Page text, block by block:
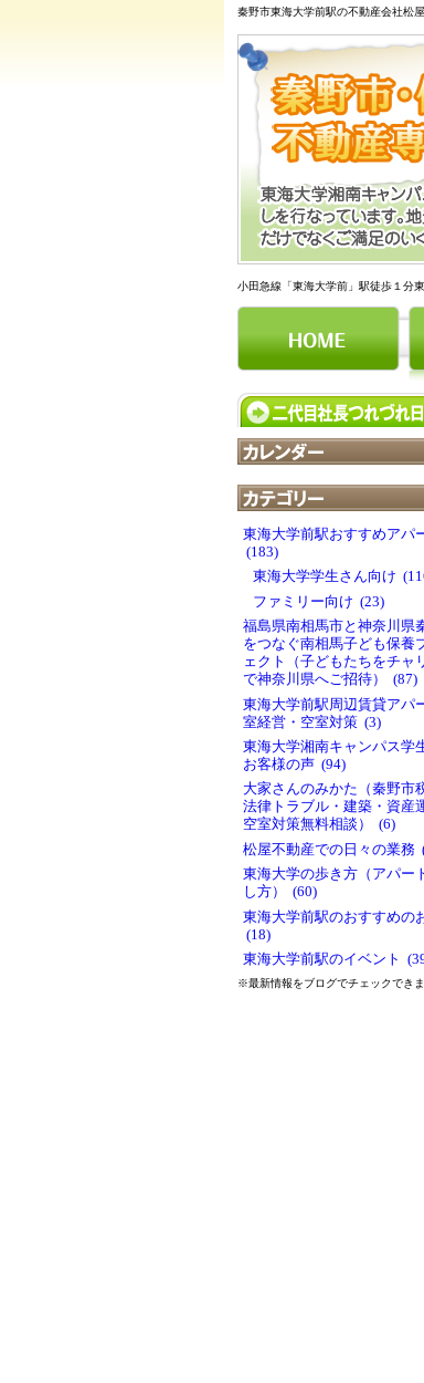
秦野市東海大学前駅の不動産会社松
小田急線「東海大学前」駅徒歩１分
東海大学前駅おすすめアパ
(183)
東海大学学生さん向け
ファミリー向け (23)
福島県南相馬市と神奈川県
をつなぐ南相馬子ども保養
ェクト（子どもたちをチャ
で神奈川県へご招待） (87)
東海大学前駅周辺賃貸アパ
室経営・空室対策 (3)
東海大学湘南キャンパス学
お客様の声 (94)
大家さんのみかた（秦野市
法律トラブル・建築・資産
空室対策無料相談） (6)
松屋不動産での日々の業務
東海大学の歩き方（アパー
し方） (60)
東海大学前駅のおすすめの
(18)
東海大学前駅のイベント
※最新情報をブログでチェックできま